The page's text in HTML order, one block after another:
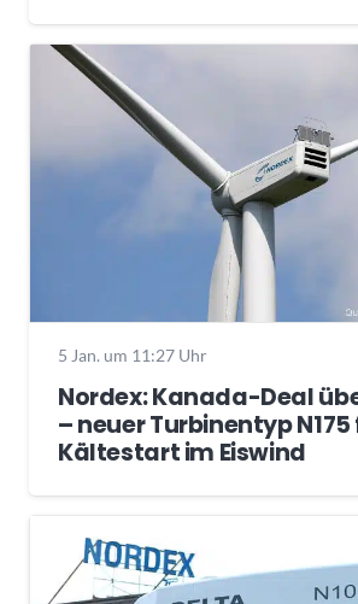
5 Jan. um 11:27 Uhr
Nordex: Kanada-Deal
– neuer Turbinentyp
Kältestart im Eiswind